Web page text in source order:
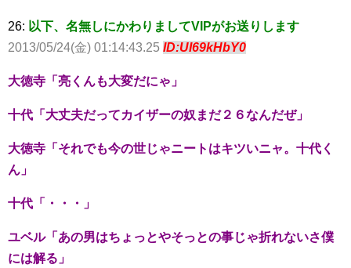
26: 以下、名無しにかわりましてVIPがお送りします
2013/05/24(金) 01:14:43.25 ID:UI69kHbY0
大徳寺「亮くんも大変だにゃ」
十代「大丈夫だってカイザーの奴まだ２６なんだぜ」
大徳寺「それでも今の世じゃニートはキツいニャ。十代く
ん」
十代「・・・」
ユベル「あの男はちょっとやそっとの事じゃ折れないさ僕
には解る」